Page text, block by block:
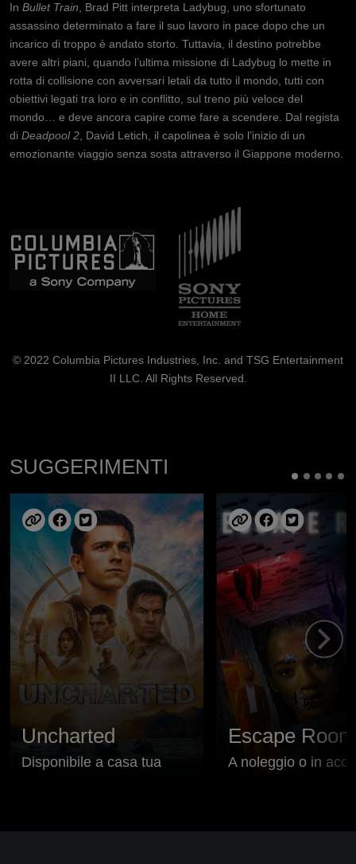
In Bullet Train, Brad Pitt interpreta Ladybug, uno sfortunato
assassino determinato a fare il suo lavoro in pace dopo che un
incarico di troppo è andato storto. Tuttavia, il destino potrebbe
avere altri piani, quando l’ultima missione di Ladybug lo mette in
rotta di collisione con avversari letali da tutto il mondo, tutti con
obiettivi legati tra loro e in conflitto, sul treno più veloce del
mondo… e deve ancora capire come fare a scendere. Dal regista
di Deadpool 2, David Letich, il capolinea è solo l’inizio di un
emozionante viaggio senza sosta attraverso il Giappone moderno.
Immagine
© 2022 Columbia Pictures Industries, Inc. and TSG Entertainment
II LLC. All Rights Reserved.
SUGGERIMENTI
Uncharted
Disponibile a casa tua
Escape Room
A noleggio o in